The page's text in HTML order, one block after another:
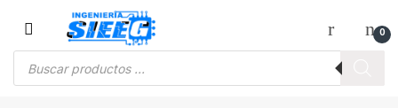
Saltar a la navegación
Saltar al contenido
0